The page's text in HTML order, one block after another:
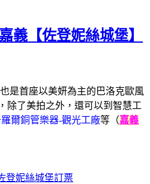
義【佐登妮絲城堡】
是首座以美妍為主的巴洛克歐風
除了美拍之外，還可以到智慧工
爾銅管樂器-觀光工廠等（嘉義
登妮絲城堡訂票